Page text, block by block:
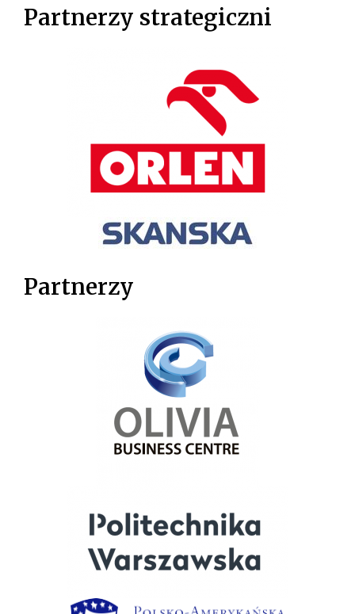
Partnerzy strategiczni
Partnerzy